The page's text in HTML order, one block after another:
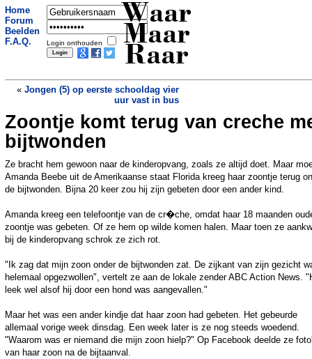
Home
Forum
Beelden
F.A.Q.
Login onthouden
Waar
Maar
Raar
« Jongen (5) op eerste schooldag vier
uur vast in bus
Man (70) pleegt overval om aan kijvende
echtgenote te ontsnappen»
Zoontje komt terug van creche
bijtwonden
Ze bracht hem gewoon naar de kinderopvang, zoals ze altijd doet. Maar
Amanda Beebe uit de Amerikaanse staat Florida kreeg haar zoontje terug
de bijtwonden. Bijna 20 keer zou hij zijn gebeten door een ander kind.
Amanda kreeg een telefoontje van de cr�che, omdat haar 18 maanden
zoontje was gebeten. Of ze hem op wilde komen halen. Maar toen ze
bij de kinderopvang schrok ze zich rot.
"Ik zag dat mijn zoon onder de bijtwonden zat. De zijkant van zijn gezicht
helemaal opgezwollen", vertelt ze aan de lokale zender ABC Action News.
leek wel alsof hij door een hond was aangevallen."
Maar het was een ander kindje dat haar zoon had gebeten. Het gebeurde
allemaal vorige week dinsdag. Een week later is ze nog steeds woedend.
"Waarom was er niemand die mijn zoon hielp?" Op Facebook deelde ze
van haar zoon na de bijtaanval.